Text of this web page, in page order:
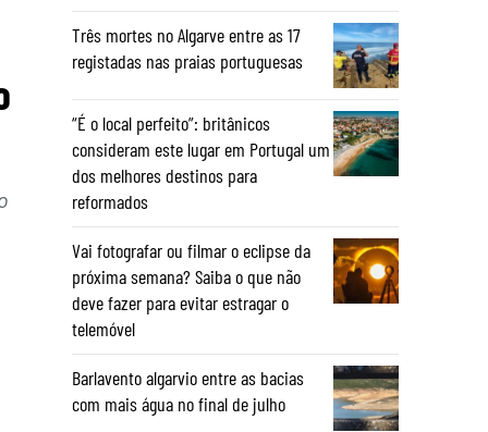
Três mortes no Algarve entre as 17
registadas nas praias portuguesas
“É o local perfeito”: britânicos
consideram este lugar em Portugal um
dos melhores destinos para
reformados
Vai fotografar ou filmar o eclipse da
próxima semana? Saiba o que não
deve fazer para evitar estragar o
telemóvel
Barlavento algarvio entre as bacias
com mais água no final de julho